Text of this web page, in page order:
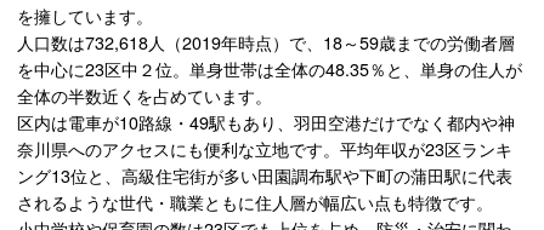
を擁しています。
人口数は732,618人（2019年時点）で、18～59歳までの労働者層
を中心に23区中２位。単身世帯は全体の48.35％と、単身の住人が
全体の半数近くを占めています。
区内は電車が10路線・49駅もあり、羽田空港だけでなく都内や神
奈川県へのアクセスにも便利な立地です。平均年収が23区ランキ
ング13位と、高級住宅街が多い田園調布駅や下町の蒲田駅に代表
されるような世代・職業ともに住人層が幅広い点も特徴です。